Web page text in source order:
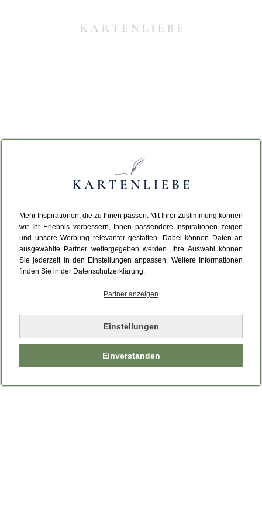
Mehr Inspirationen, die zu Ihnen passen. Mit Ihrer Zustimmung können
wir Ihr Erlebnis verbessern, Ihnen passendere Inspirationen zeigen
und unsere Werbung relevanter gestalten. Dabei können Daten an
ausgewählte Partner weitergegeben werden. Ihre Auswahl können
Sie jederzeit in den Einstellungen anpassen. Weitere Informationen
finden Sie in der Datenschutzerklärung.
Partner anzeigen
Einstellungen
Einverstanden
Da ist etwas schiefgelaufen.
Leider ist ein technischer Fehler aufgetreten.
Bitte laden Sie die Seite neu.